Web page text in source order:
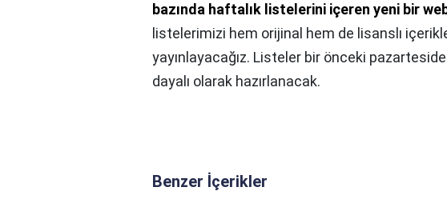
bazında haftalık listelerini içeren yeni bir
listelerimizi hem orijinal hem de lisanslı
yayınlayacağız. Listeler bir önceki
dayalı olarak hazırlanacak.
Benzer İçerikler